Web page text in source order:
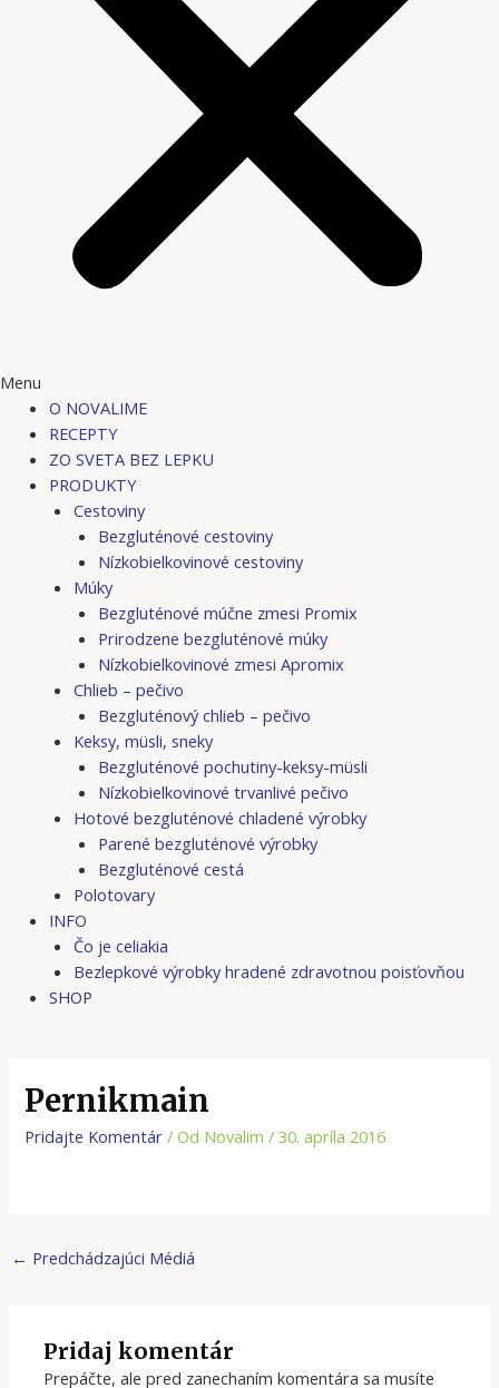
Menu
O NOVALIME
RECEPTY
ZO SVETA BEZ LEPKU
PRODUKTY
Cestoviny
Bezgluténové cestoviny
Nízkobielkovinové cestoviny
Múky
Bezgluténové múčne zmesi Promix
Prirodzene bezgluténové múky
Nízkobielkovinové zmesi Apromix
Chlieb – pečivo
Bezgluténový chlieb – pečivo
Keksy, müsli, sneky
Bezgluténové pochutiny-keksy-müsli
Nízkobielkovinové trvanlivé pečivo
Hotové bezgluténové chladené výrobky
Parené bezgluténové výrobky
Bezgluténové cestá
Polotovary
INFO
Čo je celiakia
Bezlepkové výrobky hradené zdravotnou poisťovňou
SHOP
Pernikmain
Pridajte Komentár / Od Novalim/30. apríla 2016
← Predchádzajúci Médiá
Pridaj komentár
Prepáčte, ale pred zanechaním komentára sa musíte